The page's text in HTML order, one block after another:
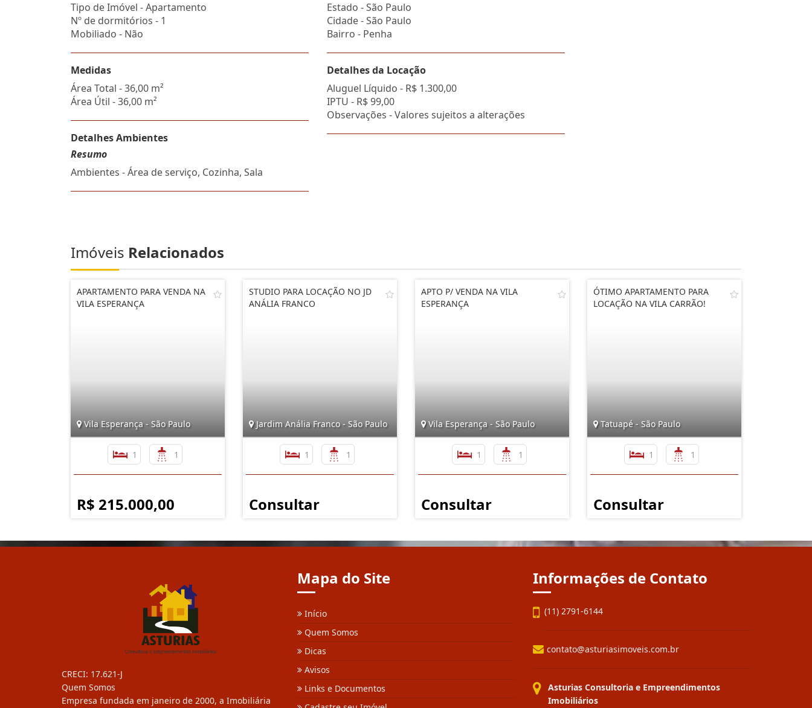
Tipo de Imóvel - Apartamento
Nº de dormitórios - 1
Mobiliado - Não
Medidas
Área Total - 36,00 m²
Área Útil - 36,00 m²
Detalhes Ambientes
Resumo
Ambientes - Área de serviço, Cozinha, Sala
Estado -São Paulo
Cidade -São Paulo
Bairro - Penha
Detalhes da Locação
Aluguel Líquido - R$ 1.300,00
IPTU - R$ 99,00
Observações - Valores sujeitos a alterações
Imóveis Relacionados
APARTAMENTO PARA VENDA NA
VILA ESPERANÇA
Vila Esperança - São Paulo
1 1
R$ 215.000,00
STUDIO PARA LOCAÇÃO NO JD
ANÁLIA FRANCO
Jardim Anália Franco - São Paulo
1 1
Consultar
APTO P/ VENDA NA VILA
ESPERANÇA
Vila Esperança - São Paulo
1 1
Consultar
ÓTIMO APARTAMENTO PARA
LOCAÇÃO NA VILA CARRÃO!
Tatuapé - São Paulo
1 1
Consultar
CRECI: 17.621-J
Quem Somos
Empresa fundada em janeiro de 2000, a Imobiliária
Mapa do Site
Início
Quem Somos
Dicas
Avisos
Links e Documentos
Informações de Contato
(11) 2791-6144
contato@asturiasimoveis.com.br
Asturias Consultoria e Empreendimentos
Imobiliários